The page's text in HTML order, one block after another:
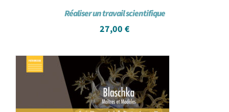
Réaliser un travail scientifique
27,00 €